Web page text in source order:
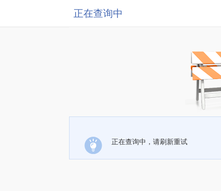
正在查询中
正在查询中，请刷新重试